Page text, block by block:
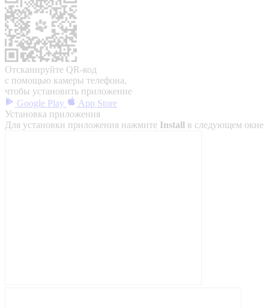
Отсканируйте QR-код
с помощью камеры телефона,
чтобы установить приложение
Google Play
App Store
Установка приложения
Для установки приложения нажмите Install в следующем окне